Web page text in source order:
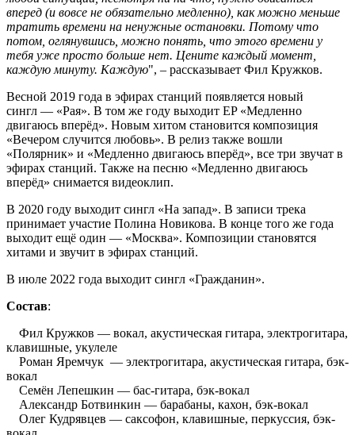
вперед (и вовсе не обязательно медленно), как можно меньше
тратить времени на ненужные остановки. Потому что
потом, оглянувшись, можно понять, что этого времени у
тебя уже просто больше нет. Цените каждый момент,
каждую минуту. Каждую", – рассказывает Фил Кружков.
Весной 2019 года в эфирах станций появляется новый
сингл — «Рая». В том же году выходит EP «Медленно
двигаюсь вперёд». Новым хитом становится композиция
«Вечером случится любовь». В релиз также вошли
«Полярник» и «Медленно двигаюсь вперёд», все три звучат в
эфирах станций. Также на песню «Медленно двигаюсь
вперёд» снимается видеоклип.
В 2020 году выходит сингл «На запад». В записи трека
принимает участие Полина Новикова. В конце того же года
выходит ещё один — «Москва». Композиции становятся
хитами и звучит в эфирах станций.
В июле 2022 года выходит сингл «Гражданин».
Состав:
Фил Кружков — вокал, акустическая гитара, электрогитара,
клавишные, укулеле
Роман Яремчук — электрогитара, акустическая гитара, бэк-
вокал
Семён Лепешкин — бас-гитара, бэк-вокал
Александр Ботвинкин — барабаны, кахон, бэк-вокал
Олег Кудрявцев — саксофон, клавишные, перкуссия, бэк-